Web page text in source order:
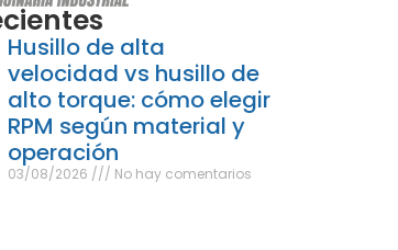
Husillo de alta
velocidad vs husillo de
alto torque: cómo elegir
RPM según material y
operación
03/08/2026 No hay comentarios